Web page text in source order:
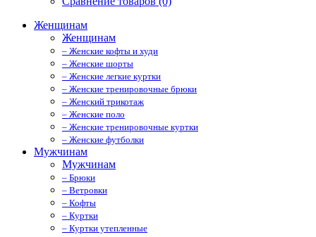
Женщинам
Женщинам
– Женские кофты и худи
– Женские шорты
– Женские легкие куртки
– Женские тренировочные брюки
– Женский трикотаж
– Женские поло
– Женские тренировочные куртки
– Женские футболки
Мужчинам
Мужчинам
– Брюки
– Ветровки
– Кофты
– Куртки
– Куртки утепленные